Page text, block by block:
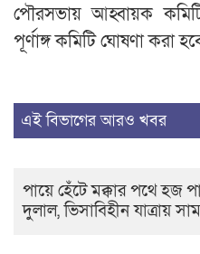
পৌরসভায় আহ্বায়ক
পূর্ণাঙ্গ কমিটি ঘোষণা করা
এই বিভাগের আরও খবর
পায়ে হেঁটে মক্কার পথে হজ
দুলাল, ভিসাবিহীন যাত্রায়